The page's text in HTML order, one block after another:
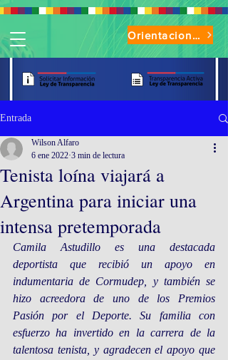
Orientaciones de Uso Parque Oasis
Entrada
Tenista loína viajará a
Argentina para iniciar una
intensa pretemporada
Wilson Alfaro
6 ene 2022 3 min de lectura
Camila Astudillo es una destacada
deportista que recibió un apoyo en
indumentaria de Cormudep, y también se
hizo acreedora de uno de los Premios
Pasión por el Deporte. Su familia con
esfuerzo ha invertido en la carrera de la
talentosa tenista, y agradecen el apoyo que